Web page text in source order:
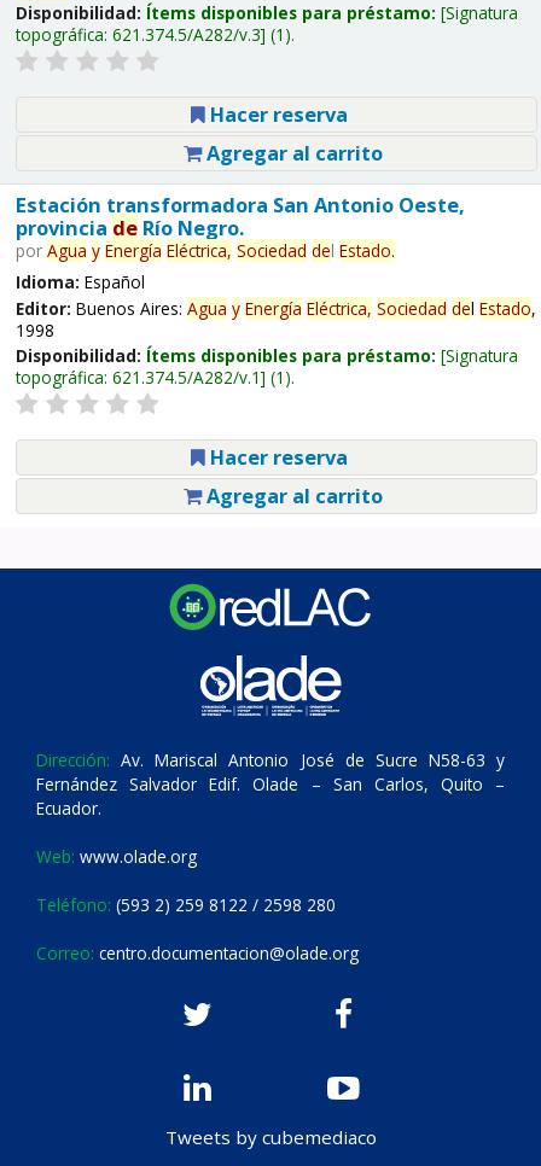
Disponibilidad: Ítems disponibles para préstamo: Signatura
topográfica: 621.374.5/A282/v.3 (1).
Hacer reserva
Agregar al carrito
Estación transformadora San Antonio Oeste,
provincia deRío Negro.
por Agua y Energía Eléctrica, Sociedad del Estado.
Idioma: Español
Editor: Buenos Aires: Agua y Energía Eléctrica, Sociedad del Estado,
1998
Disponibilidad: Ítems disponibles para préstamo: Signatura
topográfica: 621.374.5/A282/v.1 (1).
Hacer reserva
Agregar al carrito
Dirección: Av. Mariscal Antonio José de Sucre N58-63 y
Fernández Salvador Edif. Olade – San Carlos, Quito –
Ecuador.
Web: www.olade.org
Teléfono: (593 2) 259 8122 / 2598 280
Correo: centro.documentacion@olade.org
Tweets by cubemediaco